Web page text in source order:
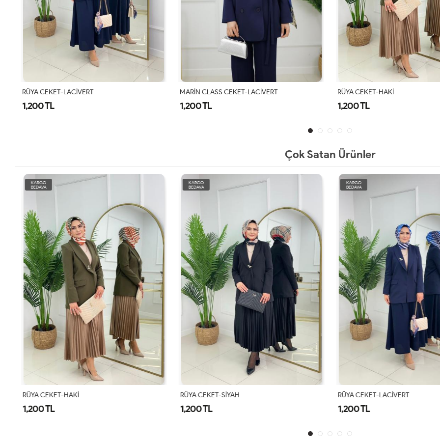
RÜYA CEKET-LACİVERT
1,200 TL
MARİN CLASS CEKET-LACİVERT
1,200 TL
RÜYA CEKET-HAKİ
1,200 TL
Çok Satan Ürünler
KARGO
BEDAVA
RÜYA CEKET-HAKİ
1,200 TL
KARGO
BEDAVA
RÜYA CEKET-SİYAH
1,200 TL
KARGO
BEDAVA
RÜYA CEKET-LACİVERT
1,200 TL